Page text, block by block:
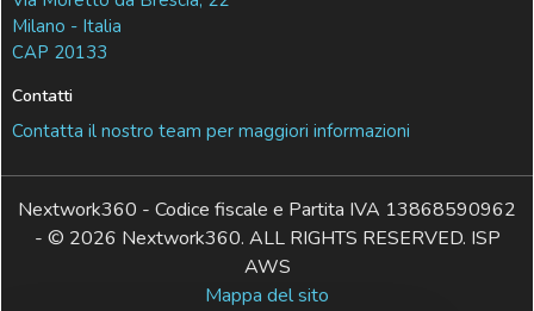
Milano - Italia
CAP 20133
Contatti
Contatta il nostro team per maggiori informazioni
Nextwork360 - Codice fiscale e Partita IVA 13868590962
- © 2026 Nextwork360. ALL RIGHTS RESERVED. ISP
AWS
Mappa del sito